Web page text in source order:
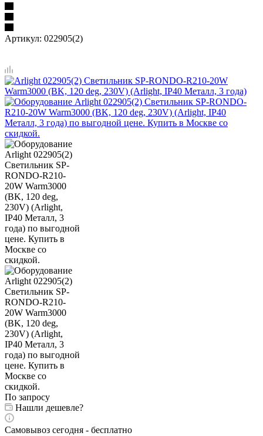
Артикул: 022905(2)
По запросу
Нашли дешевле?
Самовывоз сегодня - бесплатно